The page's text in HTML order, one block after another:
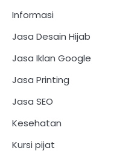
Informasi
Jasa Desain Hijab
Jasa Iklan Google
Jasa Printing
Jasa SEO
Kesehatan
Kursi pijat